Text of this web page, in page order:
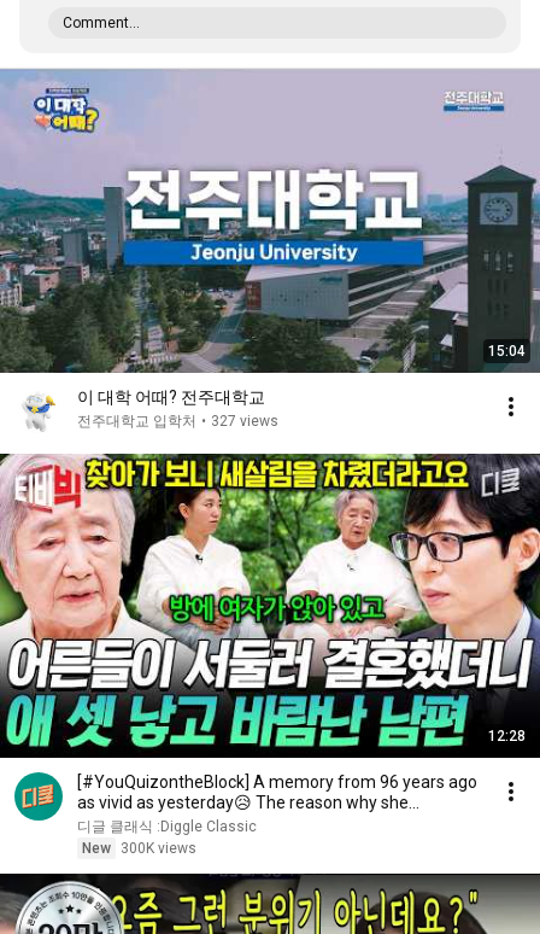
Comment...
15:04
이 대학 어때? 전주대학교
전주대학교 입학처 • 327 views
12:28
[#YouQuizontheBlock] A memory from 96 years ago
as vivid as yesterday😥 The reason why she
changed...
디글 클래식 :Diggle Classic
New
300K views